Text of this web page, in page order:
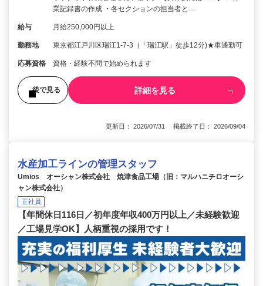
業記録書の作成 ・各セクションの担当者と…
給与 月給250,000円以上
勤務地 東京都江戸川区瑞江1-7-3（「瑞江駅」徒歩12分)★車通勤可
応募資格 資格・経験不問で始められます
後で見る 詳細を見る
更新日： 2026/07/31 掲載終了日： 2026/09/04
水産加工ラインの管理スタッフ
Umios オーシャン株式会社 焼津食品工場（旧：マルハニチロオーシ
ャン株式会社）
正社員
【年間休日116日／初年度年収400万円以上／未経験歓迎
／工場見学OK】人柄重視の採用です！